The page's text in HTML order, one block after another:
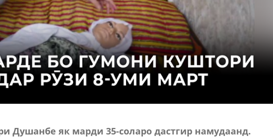
Душанбе як марди 35-соларо дастгир намудаанд.